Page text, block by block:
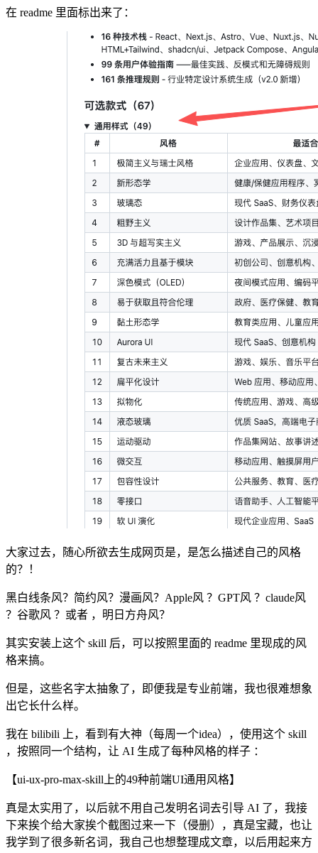
在 readme 里面标出来了：
大家过去，随心所欲去生成网页是，是怎么描述自己的风格
的？！
黑白线条风？简约风？漫画风？Apple风 ？GPT风 ？claude风
？谷歌风 ？或者 ，明日方舟风？
其实安装上这个 skill 后，可以按照里面的 readme 里现成的风
格来搞。
但是，这些名字太抽象了，即便我是专业前端，我也很难想象
出它长什么样。
我在 bilibili 上，看到有大神（每周一个idea），使用这个 skill
，按照同一个结构，让 AI 生成了每种风格的样子 ：
【ui-ux-pro-max-skill上的49种前端UI通用风格】
真是太实用了，以后就不用自己发明名词去引导 AI 了，我接
下来挨个给大家挨个截图过来一下（侵删），真是宝藏，也让
我学到了很多新名词，我自己也想整理成文章，以后用起来方